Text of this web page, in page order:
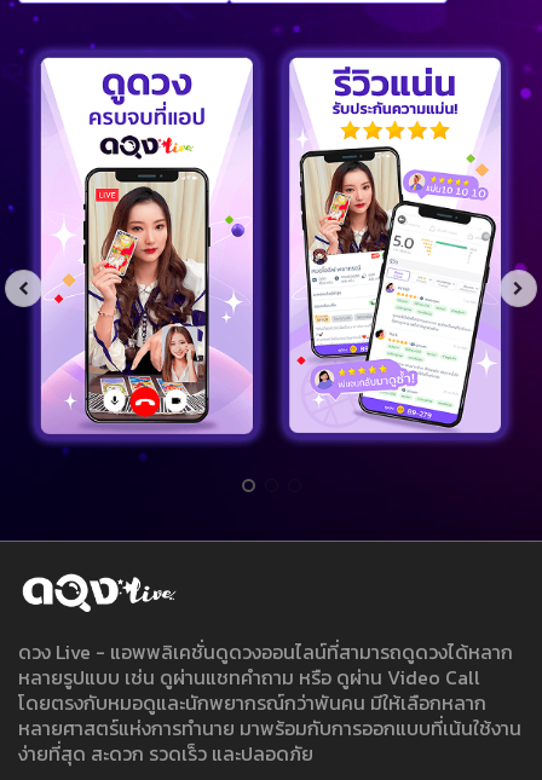
ดวง Live - แอพพลิเคชั่นดูดวงออนไลน์ที่สามารถดูดวงได้หลาก
หลายรูปแบบ เช่น ดูผ่านแชทคำถาม หรือ ดูผ่าน Video Call
โดยตรงกับหมอดูและนักพยากรณ์กว่าพันคน มีให้เลือกหลาก
หลายศาสตร์แห่งการทำนาย มาพร้อมกับการออกแบบที่เน้นใช้งาน
ง่ายที่สุด สะดวก รวดเร็ว และปลอดภัย